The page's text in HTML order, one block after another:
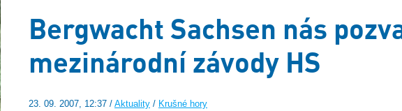
Bergwacht Sachsen nás
mezinárodní závody HS
23. 09. 2007, 12:37 / Aktuality / Krušné hory